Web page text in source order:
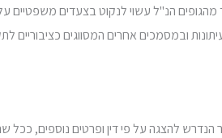
להצגה על פי דין ופרטים נוספים, ככל